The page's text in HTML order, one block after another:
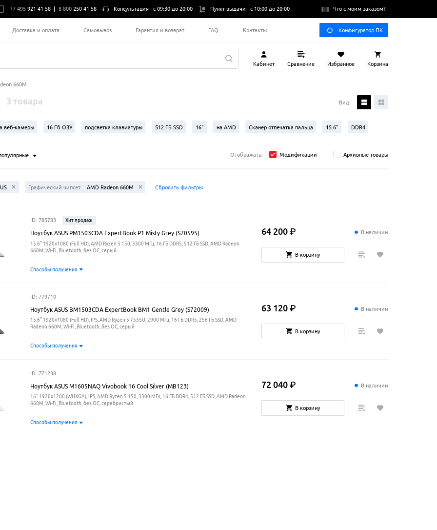
+7 495 921-41-58 8 800 250-41-58 Консультация -с 09:30 до 20:00 Пункт выдачи -с 10:00 до 20:00 Что с моим заказом?
Доставка и оплата Самовывоз Гарантия и возврат FAQ Контакты Конфигуратор ПК
Кабинет Сравнение Избранное Корзина
660M
3 товара Вид:
веб-камеры 16 Гб ОЗУ подсветка клавиатуры 512 ГБ SSD 16" на AMD Сканер отпечатка пальца 15.6" DDR4
Отображать: Модификации Архивные товары
Графический чипсет: AMD Radeon 660M Сбросить фильтры
ID: 785783 Хит продаж
Ноутбук ASUS PM1503CDA ExpertBook P1 Misty Grey (S70595)
15.6" 1920x1080 (Full HD), AMD Ryzen 5 150, 3300 МГц, 16 ГБ DDR5, 512 ГБ SSD, AMD Radeon
660M, Wi-Fi, Bluetooth, без ОС, серый
Способы получения
В наличии
64 200 ₽
В корзину
ID: 779710
Ноутбук ASUS BM1503CDA ExpertBook BM1 Gentle Grey (S72009)
15.6" 1920x1080 (Full HD), IPS, AMD Ryzen 5 7535U, 2900 МГц, 16 ГБ DDR5, 256 ГБ SSD, AMD
Radeon 660M, Wi-Fi, Bluetooth, без ОС, серый
Способы получения
В наличии
63 120 ₽
В корзину
ID: 771238
Ноутбук ASUS M1605NAQ Vivobook 16 Cool Silver (MB123)
16" 1920x1200 (WUXGA), IPS, AMD Ryzen 5 150, 3300 МГц, 16 ГБ DDR4, 512 ГБ SSD, AMD Radeon
660M, Wi-Fi, Bluetooth, без ОС, серебристый
Способы получения
В наличии
72 040 ₽
В корзину